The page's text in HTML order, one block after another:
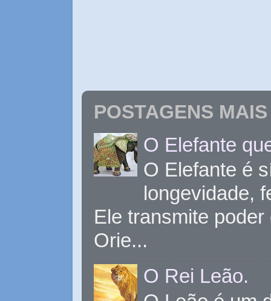
POSTAGENS
O Elefante
O Elefante é
longevidade,
Ele transmite
Orie...
O Rei Leão.